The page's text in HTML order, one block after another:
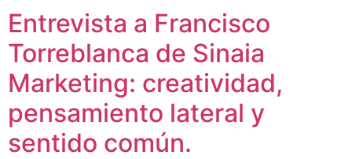
Entrevista a Francisco
Torreblanca de Sinaia
Marketing: creatividad,
pensamiento lateral y
sentido común.